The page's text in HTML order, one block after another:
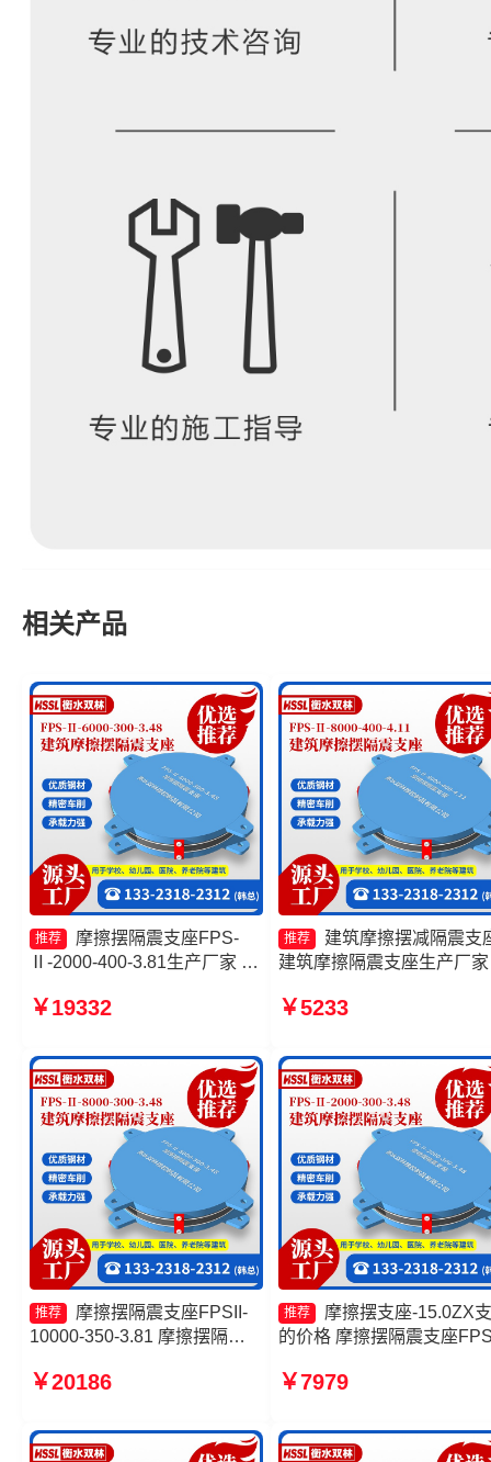
相关产品
推荐
摩擦摆隔震支座FPS-
Ⅱ-2000-400-3.81生产厂家 摩
400-4.11生产厂家 摩擦摆支座
AS2A隔震支座
￥19332
推荐
建筑摩擦摆减隔震支
建筑摩擦隔震支座生产厂
FJZQZ9000GD生产厂家
￥5233
推荐
摩擦摆隔震支座FPSII-
10000-350-3.81 摩擦摆隔震
擦摆隔震支座FPSII-9000-
隔震支座生产厂家
￥20186
推荐
摩擦摆支座-15.0ZX
的价格 摩擦摆隔震支座
减隔震支座厂家 摩擦摆隔
￥7979